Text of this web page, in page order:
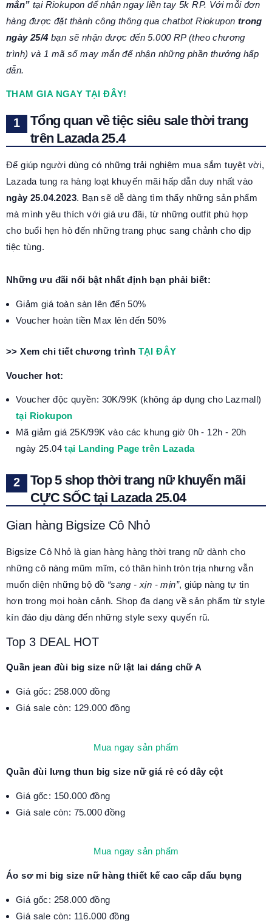
mắn” tại Riokupon để nhận ngay liền tay 5k RP. Với mỗi đơn
hàng được đặt thành công thông qua chatbot Riokupon trong
ngày 25/4bạn sẽ nhận được đến 5.000 RP (theo chương
trình) và 1 mã số may mắn để nhận những phần thưởng hấp
dẫn.
THAM GIA NGAY TẠI ĐÂY!
Tổng quan về tiệc siêu sale thời trang
trên Lazada 25.4
Để giúp người dùng có những trải nghiệm mua sắm tuyệt vời,
Lazada tung ra hàng loạt khuyến mãi hấp dẫn duy nhất vào
ngày 25.04.2023. Bạn sẽ dễ dàng tìm thấy những sản phẩm
mà mình yêu thích với giá ưu đãi, từ những outfit phù hợp
cho buổi hẹn hò đến những trang phục sang chảnh cho dịp
tiệc tùng.
Những ưu đãi nổi bật nhất định bạn phải biết:
Giảm giá toàn sàn lên đến 50%
Voucher hoàn tiền Max lên đến 50%
>> Xem chi tiết chương trình TẠI ĐÂY
Voucher hot:
Voucher độc quyền: 30K/99K (không áp dụng cho Lazmall)
tại Riokupon
Mã giảm giá 25K/99K vào các khung giờ 0h - 12h - 20h
ngày 25.04tại Landing Page trên Lazada
Top 5 shop thời trang nữ khuyến mãi
CỰC SỐC tại Lazada 25.04
Gian hàng Bigsize Cô Nhỏ
Bigsize Cô Nhỏ là gian hàng hàng thời trang nữ dành cho
những cô nàng mũm mĩm, có thân hình tròn trịa nhưng vẫn
muốn diện những bộ đồ “sang - xịn - mịn”, giúp nàng tự tin
hơn trong mọi hoàn cảnh. Shop đa dạng về sản phẩm từ style
kín đáo dịu dàng đến những style sexy quyến rũ.
Top 3 DEAL HOT
Quần jean đùi big size nữ lật lai dáng chữ A
Giá gốc: 258.000 đồng
Giá sale còn: 129.000 đồng
Mua ngay sản phẩm
Quần đùi lưng thun big size nữ giá rẻ có dây cột
Giá gốc: 150.000 đồng
Giá sale còn: 75.000 đồng
Mua ngay sản phẩm
Áo sơ mi big size nữ hàng thiết kế cao cấp dấu bụng
Giá gốc: 258.000 đồng
Giá sale còn: 116.000 đồng